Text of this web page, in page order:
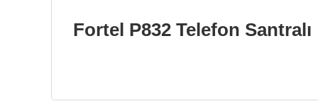
Fortel P832 Telefon Santralı